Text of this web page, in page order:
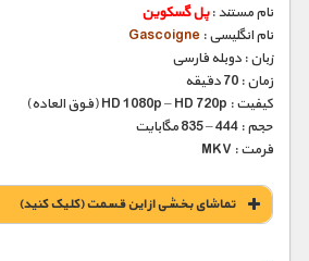
نام مستند :پل گسکوین
نام انگلیسی : Gascoigne
زبان : دوبله فارسی
زمان : 70 دقیقه
کیفیت : HD 1080p – HD 720p (فوق العاده)
حجم : 444 – 835 مگابایت
فرمت : MKV
تماشای بخشی از این قسمت (کلیک کنید)